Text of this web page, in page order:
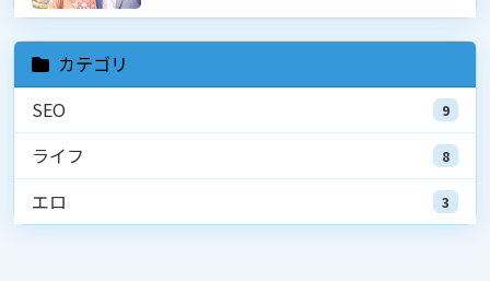
カテゴリ
SEO
9
ライフ 8
エロ 3